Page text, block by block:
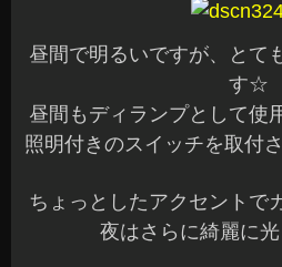
昼間で明るいですが、とて
す☆
昼間もディランプとして使
照明付きのスイッチを取付
ちょっとしたアクセントで
夜はさらに綺麗に